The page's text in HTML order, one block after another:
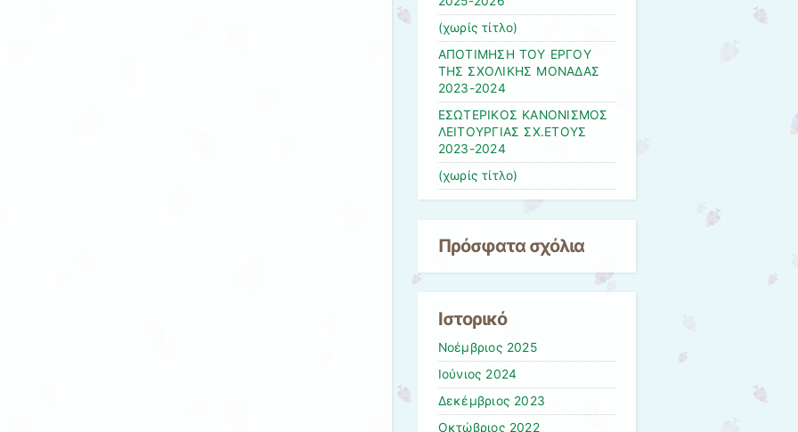
(χωρίς τίτλο)
ΑΠΟΤΙΜΗΣΗ ΤΟΥ ΕΡΓΟΥ
ΤΗΣ ΣΧΟΛΙΚΗΣ ΜΟΝΑΔΑΣ
2023-2024
ΕΣΩΤΕΡΙΚΟΣ ΚΑΝΟΝΙΣΜΟΣ
ΛΕΙΤΟΥΡΓΙΑΣ ΣΧ.ΕΤΟΥΣ
2023-2024
(χωρίς τίτλο)
Πρόσφατα σχόλια
Ιστορικό
Νοέμβριος 2025
Ιούνιος 2024
Δεκέμβριος 2023
Οκτώβριος 2022